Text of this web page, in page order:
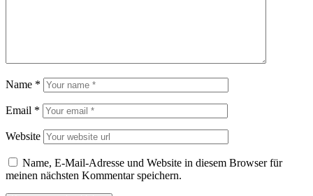
Name *
Email *
Website
Name, E-Mail-Adresse und Website in diesem Browser für
meinen nächsten Kommentar speichern.